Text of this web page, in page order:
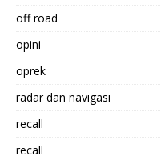
off road
opini
oprek
radar dan navigasi
recall
recall